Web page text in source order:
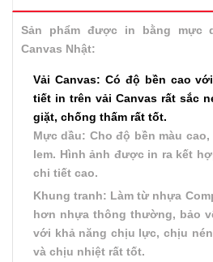
Sản phẩm được in bằng mực
Canvas Nhật:
Vải Canvas: Có độ bền cao
tiết in trên vải Canvas rất sắc
giặt, chống thấm rất tốt.
Mực dầu: Cho độ bền màu
lem. Hình ảnh được in ra kết
chi tiết cao.
Khung tranh: Làm từ nhựa
hơn nhựa thông thường, bảo
với khả năng chịu lực, chịu
và chịu nhiệt rất tốt.